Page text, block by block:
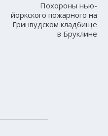
Похороны нью-
йоркского пожарного на
Гринвудском кладбище
в Бруклине